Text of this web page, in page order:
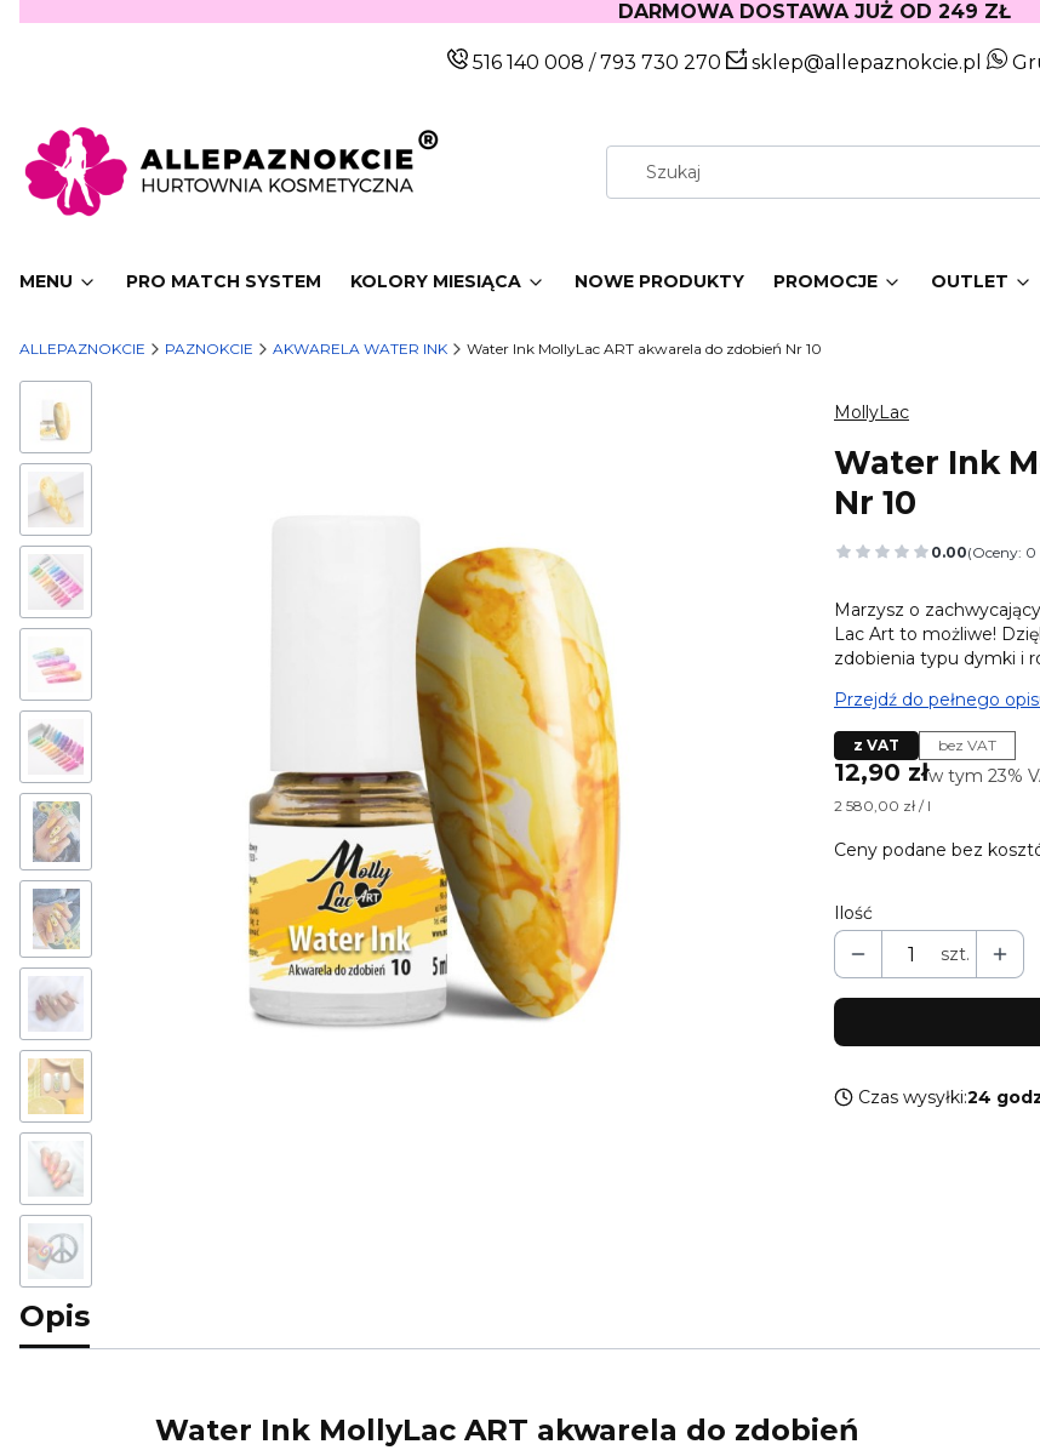
DARMOWA DOSTAWA JUŻ OD 249 ZŁ
516 140 008 /793 730 270 sklep@allepaznokcie.pl
MENU PRO MATCH SYSTEM KOLORY MIESIĄCA NOWE PRODUKTY PROMOCJE OUTLET
ALLEPAZNOKCIE PAZNOKCIE AKWARELA WATER INK Water Ink MollyLac ART akwarela do zdobień Nr 10
MollyLac
Water Ink
Nr 10
0.00(Oceny: 0
Przejdź do
Marzysz o
Lac Art to możliwe!
zdobienia typu dymki i
Przejdź do pełnego
z VAT bez VAT
Cena
12,90 złw tym 23%
w tym 23%
2 580,00 zł / l
Ceny podane bez
Ilość
szt.
Czas wysyłki:24
Opis
Water Ink MollyLac ART akwarela do zdobień